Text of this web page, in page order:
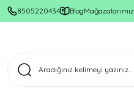
8505220434 BlogMağazalarımız